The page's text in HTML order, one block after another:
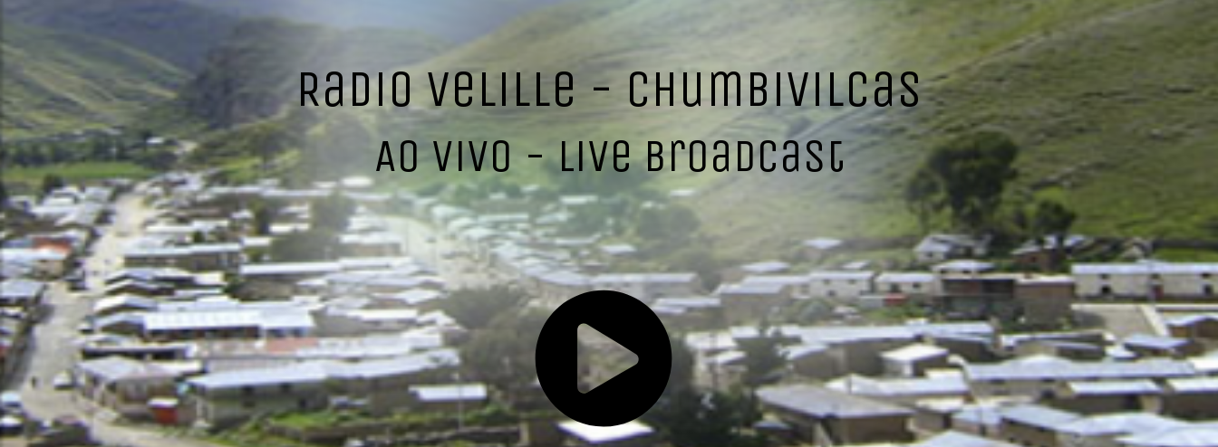
Radio Velille - Chumbivilcas
Ao Vivo - Live Broadcast